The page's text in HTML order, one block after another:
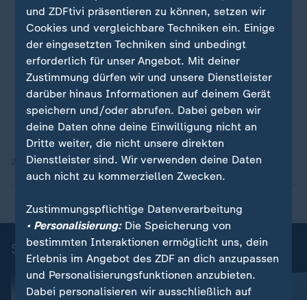
23.06.2026 | 0:25 min
Sportnachrichten
und ZDFtivi präsentieren zu können, setzen wir
Cookies und vergleichbare Techniken ein. Einige
der eingesetzten Techniken sind unbedingt
erforderlich für unser Angebot. Mit deiner
Zustimmung dürfen wir und unsere Dienstleister
darüber hinaus Informationen auf deinem Gerät
speichern und/oder abrufen. Dabei geben wir
deine Daten ohne deine Einwilligung nicht an
Dritte weiter, die nicht unsere direkten
Dienstleister sind. Wir verwenden deine Daten
auch nicht zu kommerziellen Zwecken.
Zustimmungspflichtige Datenverarbeitung
• Personalisierung:Die Speicherung von
bestimmten Interaktionen ermöglicht uns, dein
Erlebnis im Angebot des ZDF an dich anzupassen
und Personalisierungsfunktionen anzubieten.
Dabei personalisieren wir ausschließlich auf